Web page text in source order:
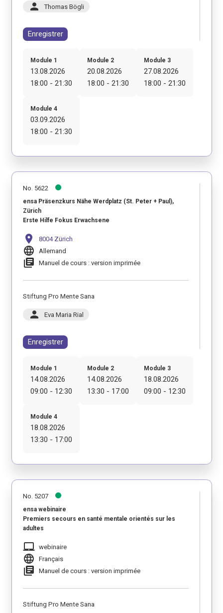
person Thomas Bögli
Enregistrer
Module 1
13.08.2026
18:00 - 21:30
Module 2
20.08.2026
18:00 - 21:30
Module 3
27.08.2026
18:00 - 21:30
Module 4
03.09.2026
18:00 - 21:30
No. 5622
ensa Präsenzkurs Nähe Werdplatz (St. Peter + Paul),
Zürich
Erste Hilfe Fokus Erwachsene
location_on 8004 Zürich
language Allemand
library_books Manuel de cours : version imprimée
Stiftung Pro Mente Sana
person Eva Maria Rial
Enregistrer
Module 1
14.08.2026
09:00 - 12:30
Module 2
14.08.2026
13:30 - 17:00
Module 3
18.08.2026
09:00 - 12:30
Module 4
18.08.2026
13:30 - 17:00
No. 5207
ensa webinaire
Premiers secours en santé mentale orientés sur les
adultes
laptop_mac webinaire
language Français
library_books Manuel de cours : version imprimée
Stiftung Pro Mente Sana